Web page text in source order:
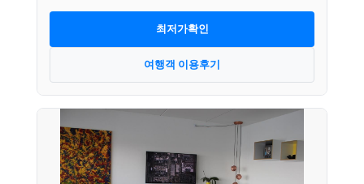
최저가확인
여행객 이용후기